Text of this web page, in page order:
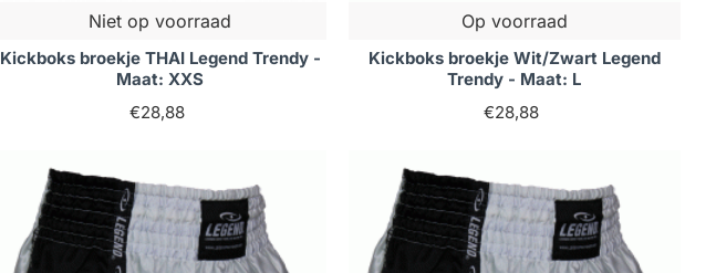
Niet op voorraad
Kickboks broekje THAI Legend Trendy -
Maat: XXS
€28,88
Op voorraad
Kickboks broekje Wit/Zwart Legend
Trendy - Maat: L
€28,88